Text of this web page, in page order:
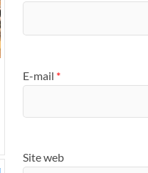
E-mail *
Site web